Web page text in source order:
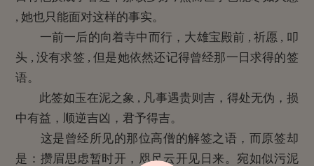
, 她也只能面对这样的事实。
一前一后的向着寺中而行，大雄宝殿前 , 祈愿 , 叩
头 , 没有求签 , 但是她依然还记得曾经那一日求得的签
语。
此签如玉在泥之象 , 凡事遇贵则吉，得处无伪，损
中有益，顺逆吉凶，君予得吉。
这是曾经所见的那位高僧的解签之语，而原签却
是：攒眉思虑暂时开，咫尺云开见日来。宛如似污泥